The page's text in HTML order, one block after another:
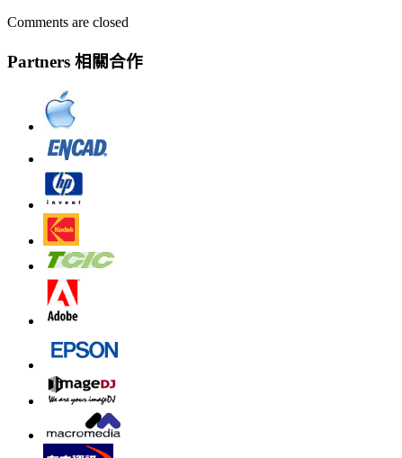
Comments are closed
Partners 相關合作